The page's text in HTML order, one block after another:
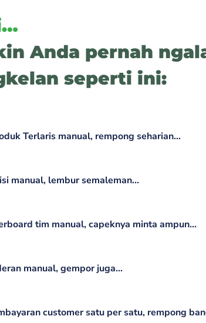
Anda pernah
seperti ini:
Terlaris manual, rempong seharian...
manual, lembur semaleman...
tim manual, capeknya minta ampun...
manual, gempor juga...
customer satu per satu, rempong